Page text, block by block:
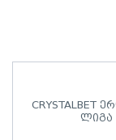
CRYSTALBET
ლიგა